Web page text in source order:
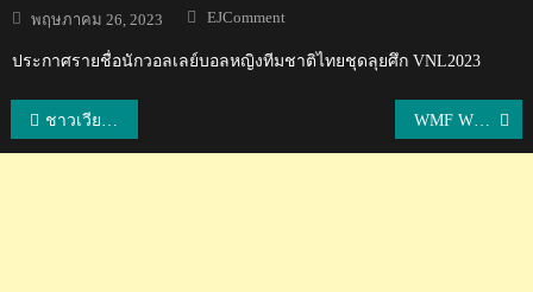
Posted
on
พฤษภาคม 26, 2023 Author
EJComment
ประกาศรายชื่อนักวอลเลย์บอลหญิงทีมชาติไทยชุดลุยศึก VNL2023
แนะแนว
ชาวเวียดนาม+ฟิลิปปินส์ร้องว้าว หลังไทยเปิดตัวชุดแข่งขันวอลเลย์บอลทีมชาติไทยปี 2025 WMF WORLD CUP BAKU 2025